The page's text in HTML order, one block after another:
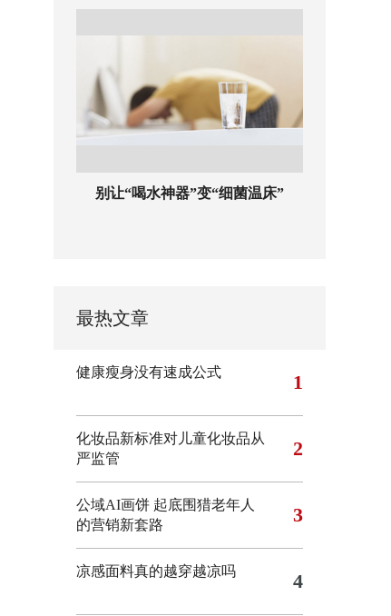
别让“喝水神器”变“细菌温床”
最热文章
健康瘦身没有速成公式 1
化妆品新标准对儿童化妆品从
严监管
2
公域AI画饼 起底围猎老年人
的营销新套路
3
凉感面料真的越穿越凉吗 4